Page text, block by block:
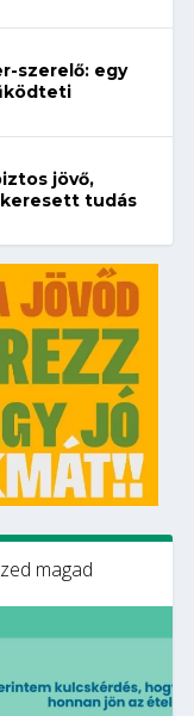
szerelő: egy
jövő,
tudás
magad